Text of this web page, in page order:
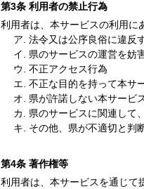
第3条 利用者の禁止行為
利用者は、本サービスの利用に
法令又は公序良俗に違反
県のサービスの運営を妨
不正アクセス行為
不正な目的を持って本サ
県が許諾しない本サービ
県のサービスに関連して
その他、県が不適切と判
第4条 著作権等
利用者は、本サービスを通じて